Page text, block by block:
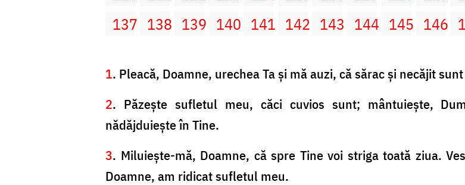
137 138 139 140 141 142 143 144 145 146
1. Pleacă, Doamne, urechea Ta şi mă auzi, că sărac şi necăjit
2. Păzeşte sufletul meu, căci cuvios sunt; mântuieşte,
nădăjduieşte în Tine.
3. Miluieşte-mă, Doamne, că spre Tine voi striga toată ziua.
Doamne, am ridicat sufletul meu.